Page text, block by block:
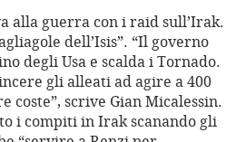
alla guerra con i raid sull’Irak.
dell’Isis”. “Il governo
degli Usa e scalda i Tornado.
gli alleati ad agire a 400
coste”, scrive Gian Micalessin.
i compiti in Irak scanando gli